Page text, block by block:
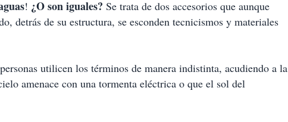
! ¿O son iguales? Se trata de dos accesorios que aunque
detrás de su estructura, se esconden tecnicismos y materiales
utilicen los términos de manera indistinta, acudiendo a la
amenace con una tormenta eléctrica o que el sol del